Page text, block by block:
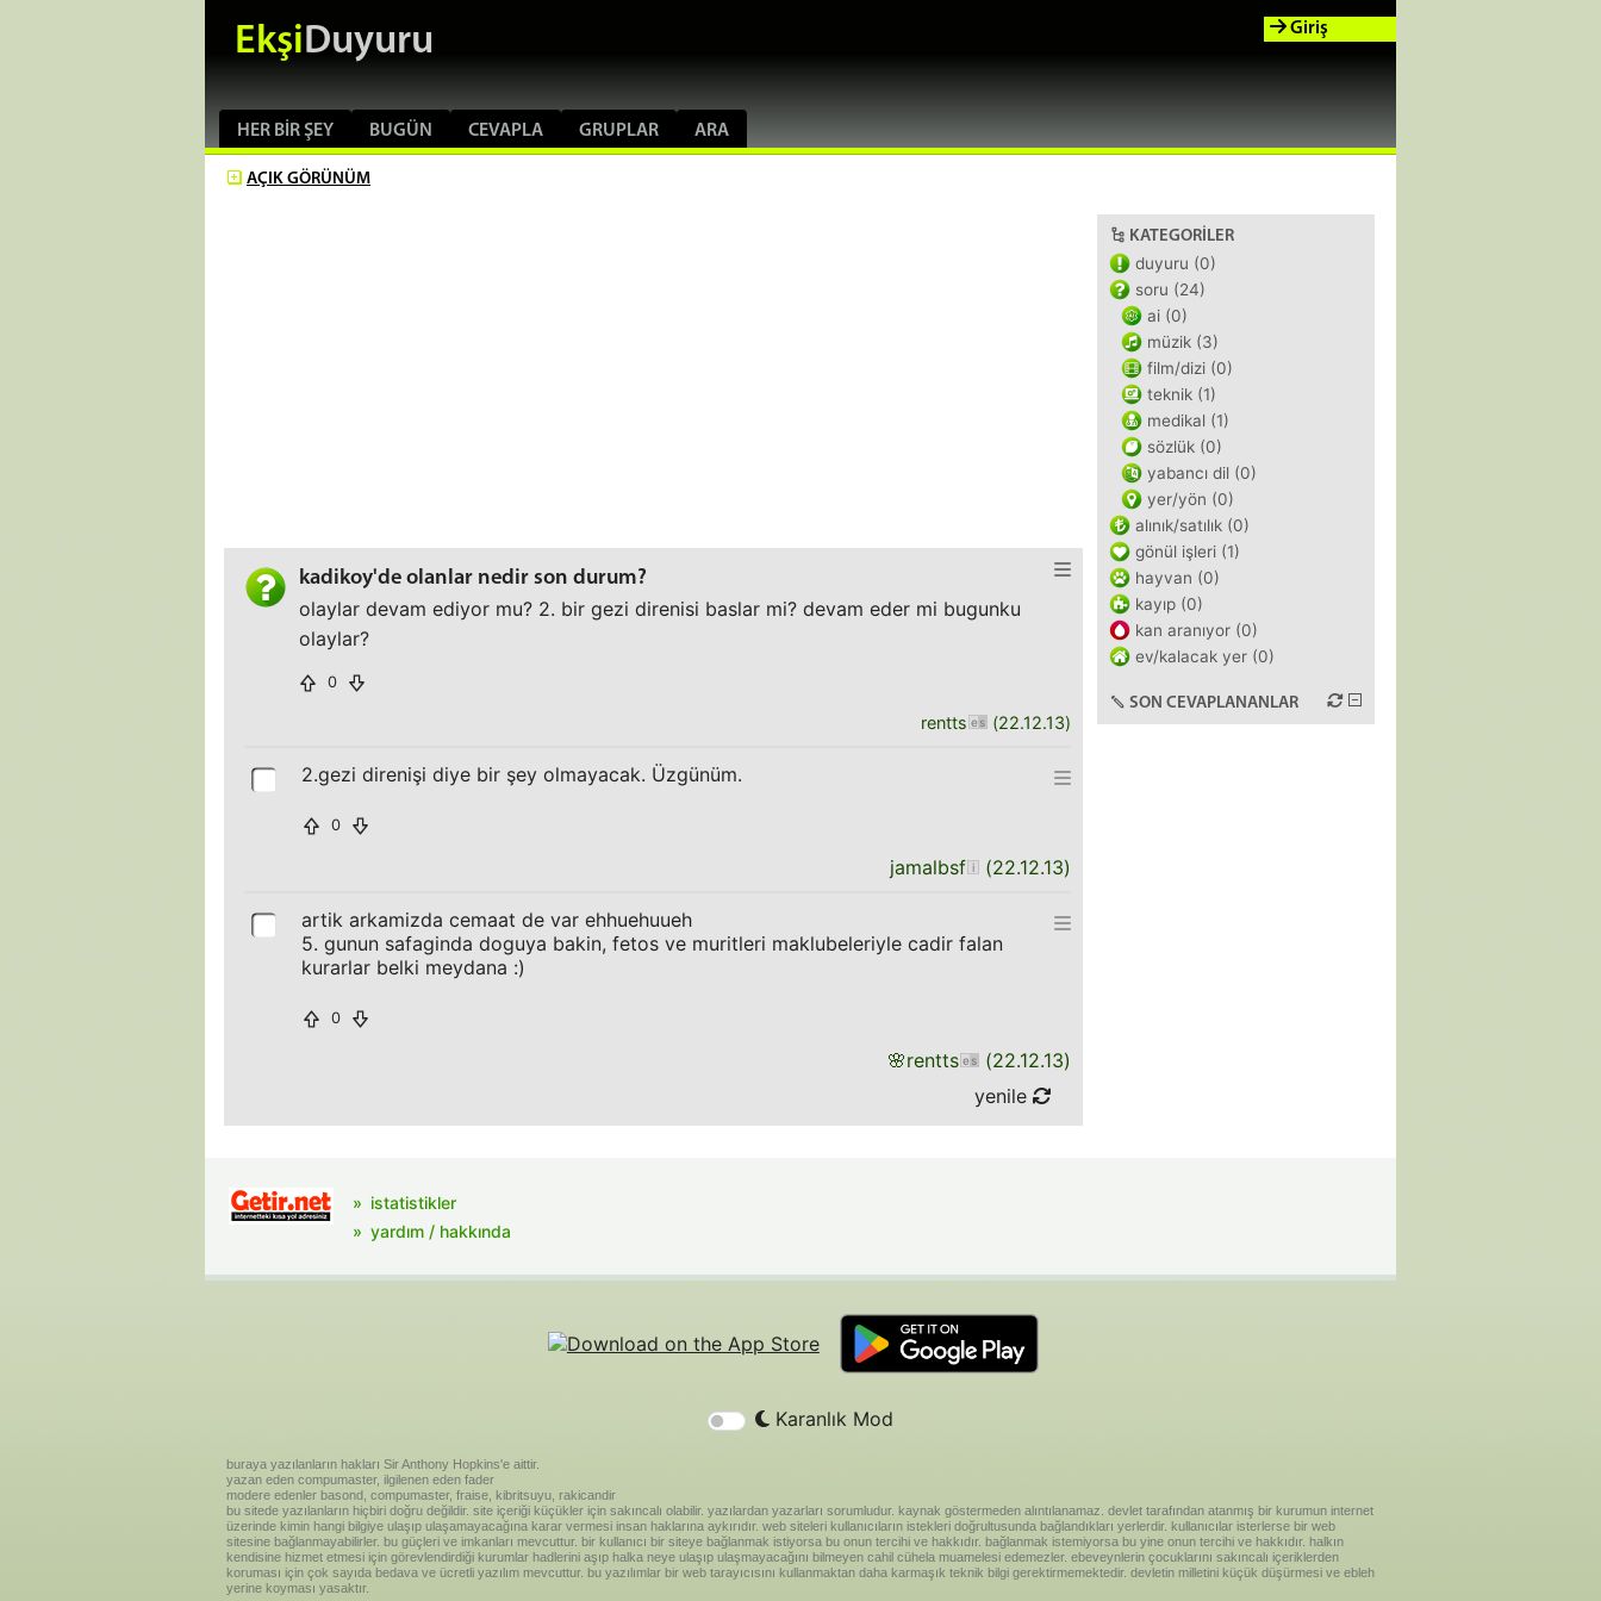
EkşiDuyuru
HER BIR ŞEY BUGÜN CEVAPLA GRUPLAR ARA
Giriş
AÇIK GÖRÜNÜM
kadikoy'de olanlar nedir son durum?
olaylar devam ediyor mu? 2. bir gezi direnisi baslar mi? devam eder mi bugunku
olaylar?
0
rentts (22.12.13)
2.gezi direnişi diye bir şey olmayacak. Üzgünüm.
0
jamalbsf (22.12.13)
artik arkamizda cemaat de var ehhuehuueh
5. gunun safaginda doguya bakin, fetos ve muritleri maklubeleriyle cadir falan
kurarlar belki meydana :)
0
🌸rentts (22.12.13)
yenile
KATEGORILER
duyuru (0)
soru (24)
ai (0)
müzik (3)
film/dizi (0)
teknik (1)
medikal (1)
sözlük (0)
yabancı dil (0)
yer/yön (0)
alınık/satılık (0)
gönül işleri (1)
hayvan (0)
kayıp (0)
kan aranıyor (0)
ev/kalacak yer (0)
SON CEVAPLANANLAR
istatistikler
yardım / hakkında
Karanlık Mod
buraya yazılanların hakları Sir Anthony Hopkins'e aittir.
yazan eden compumaster, ilgilenen eden fader
modere edenler basond, compumaster, fraise, kibritsuyu, rakicandir
bu sitede yazılanların hiçbiri doğru değildir. site içeriği küçükler için sakıncalı olabilir. yazılardan yazarları sorumludur. kaynak göstermeden alıntılanamaz. devlet tarafından atanmış bir kurumun internet
üzerinde kimin hangi bilgiye ulaşıp ulaşamayacağına karar vermesi insan haklarına aykırıdır. web siteleri kullanıcıların istekleri doğrultusunda bağlandıkları yerlerdir. kullanıcılar isterlerse bir web
sitesine bağlanmayabilirler. bu güçleri ve imkanları mevcuttur. bir kullanıcı bir siteye bağlanmak istiyorsa bu onun tercihi ve hakkıdır. bağlanmak istemiyorsa bu yine onun tercihi ve hakkıdır. halkın
kendisine hizmet etmesi için görevlendirdiği kurumlar hadlerini aşıp halka neye ulaşıp ulaşmayacağını bilmeyen cahil cühela muamelesi edemezler. ebeveynlerin çocuklarını sakıncalı içeriklerden
koruması için çok sayıda bedava ve ücretli yazılım mevcuttur. bu yazılımlar bir web tarayıcısını kullanmaktan daha karmaşık teknik bilgi gerektirmemektedir. devletin milletini küçük düşürmesi ve ebleh
yerine koyması yasaktır.